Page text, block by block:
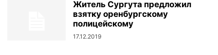
Житель Сургута предложил
взятку оренбургскому
полицейскому
17.12.2019